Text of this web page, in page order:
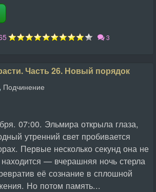
3
Часть 26. Новый порядок
, Подчинение
07:00. Эльмира открыла глаза,
утренний свет пробивается
Первые несколько секунд она не
находится — вчерашняя ночь стерла
её сознание в сплошной
Но потом память...